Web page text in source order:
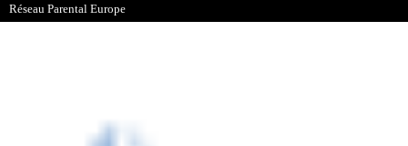
Réseau Parental Europe